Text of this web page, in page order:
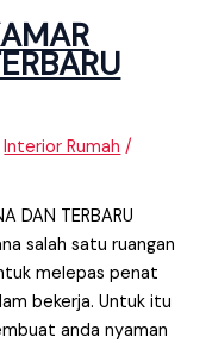
Interior Rumah /
DAN TERBARU
salah satu ruangan
melepas penat
bekerja. Untuk itu
anda nyaman